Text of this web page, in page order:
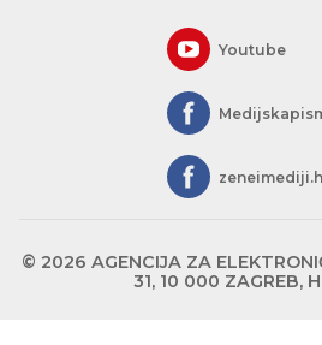
Youtube
© 2026 AGENCIJA ZA
31, 10 000 ZAGREB,